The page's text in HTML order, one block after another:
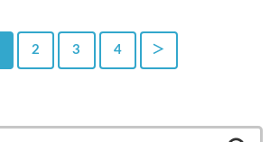
2 3 4 ＞